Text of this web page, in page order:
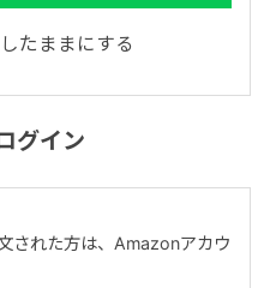
たままにする
グイン
された方は、Amazonアカウ